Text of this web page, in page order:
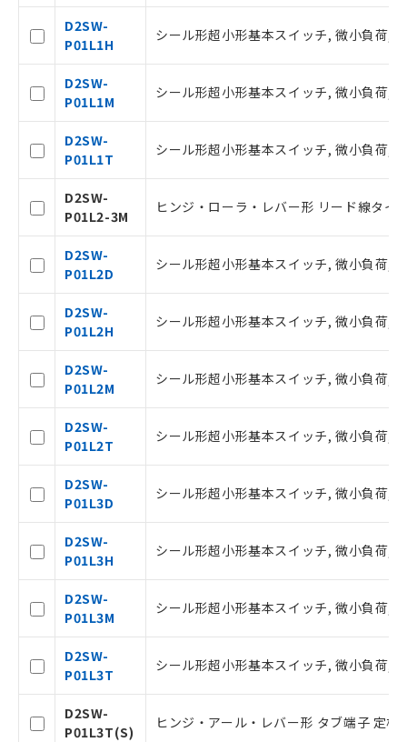
D2SW-
P01L1H
シール形超小形基本スイッチ, 微小負荷,
D2SW-
P01L1M
シール形超小形基本スイッチ, 微小負荷,
D2SW-
P01L1T
シール形超小形基本スイッチ, 微小負荷,
D2SW-
P01L2-3M
ヒンジ・ローラ・レバー形 リード線タイ
D2SW-
P01L2D
シール形超小形基本スイッチ, 微小負荷,
D2SW-
P01L2H
シール形超小形基本スイッチ, 微小負荷,
D2SW-
P01L2M
シール形超小形基本スイッチ, 微小負荷,
D2SW-
P01L2T
シール形超小形基本スイッチ, 微小負荷,
D2SW-
P01L3D
シール形超小形基本スイッチ, 微小負荷,
D2SW-
P01L3H
シール形超小形基本スイッチ, 微小負荷,
D2SW-
P01L3M
シール形超小形基本スイッチ, 微小負荷,
D2SW-
P01L3T
シール形超小形基本スイッチ, 微小負荷,
D2SW-
P01L3T(S)
ヒンジ・アール・レバー形 タブ端子 定格
記
○ 一定数以上の在庫あり
△ 一定数には満たないが在庫あり
－
在庫なし(最新の在庫状況につ
たはお客様担当のオムロン制御
機器販売店・当社販売員にご確
空
白
受注生産機種、また在庫状況の
以下の条件をお読みいただき、同意のうえ
ご利用ください。
本サービスは、当社制御機器事業取扱
商品の当社在庫状況および標準価格(税
抜)を提供させていただくものです。
当社制御機器事業取扱商品の中には、
本サービスの対象外となる商品もある
ことをご了承ください。
在庫状況および標準価格照会結果は、
記載している更新日時点での社内デー
タに基づき作成されるものであり、閲
覧された時点での実際の在庫および標
準価格とは異なる場合があることをご
了承ください。
正式な納期状況および標準価格はお客
様のお取引先、またはお客様担当のオ
ムロン制御機器販売店・当社販売員に
ご相談ください。
オムロン制御機器販売店や当社販売拠
点は「
販売ネットワーク
」をご確認
ください。
在庫状況および標準価格結果を当社の
事前の承諾なく第三者に漏洩または開
示しないようお願いします。
マイパーツ機能（部品リスト作成サー
ビス）をご利用いただくには、I-Web
メンバーズにご登録されている必要が
あります。
お客様が当ウェブサイト上で当社にご
登録された部品リストについて、当社
および当社の共同利用者が、当社の製
品・サービスに関するお客様との取
引・商談に必要な範囲で利用すること
をご了承ください。
※当社の共同利用者とは、"個人情報
の共同利用に関して"
の「1.共同利
用者の範囲」に記載されている法人を
指します。